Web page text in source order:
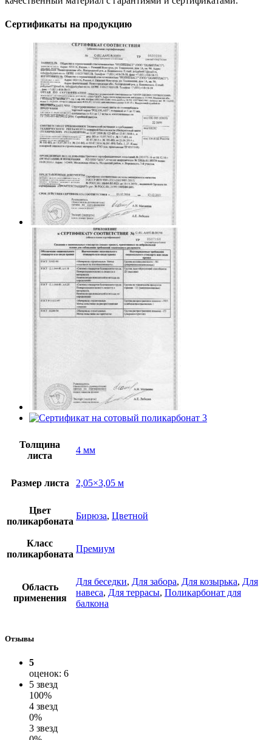
Сертификаты на продукцию
Толщина
листа
4 мм
Размер листа 2,05×3,05 м
Цвет
поликарбоната
Бирюза, Цветной
Класс
поликарбоната
Премиум
Область
применения
Для беседки, Для забора, Для козырька, Для
навеса, Для террасы, Поликарбонат для
балкона
Отзывы
5
оценок: 6
5 звезд
100%
4 звезд
0%
3 звезд